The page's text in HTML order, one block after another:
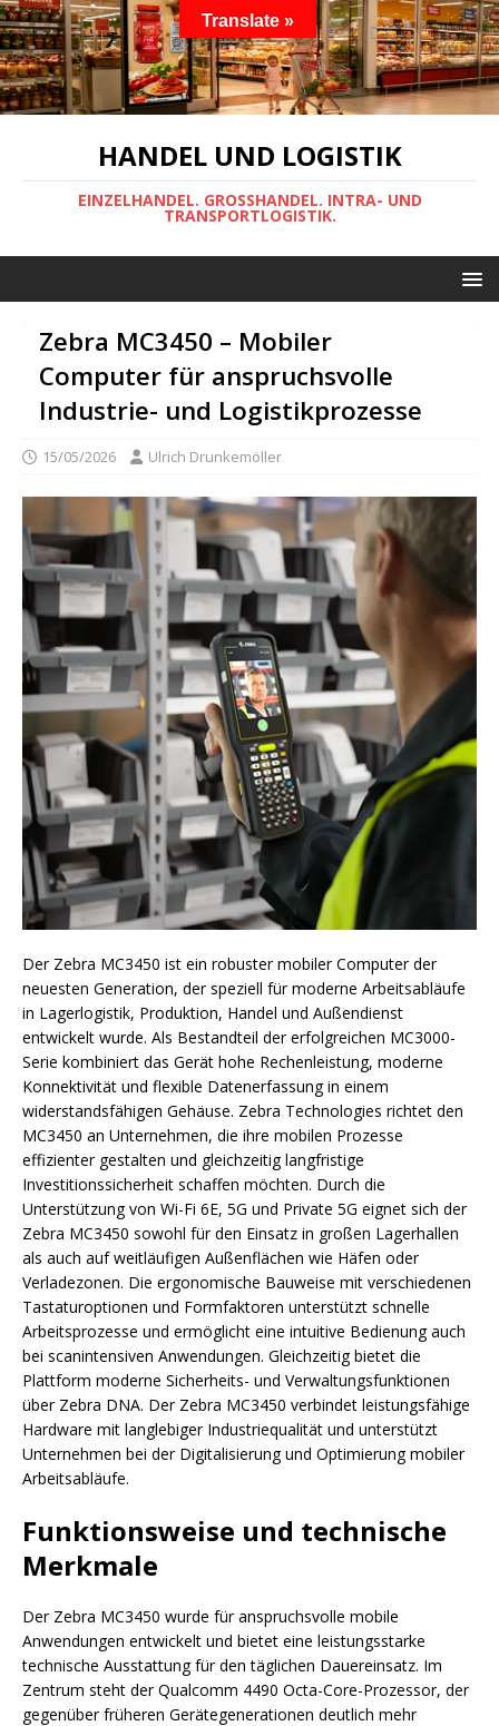
HANDEL UND LOGISTIK
EINZELHANDEL. GROSSHANDEL. INTRA- UND
TRANSPORTLOGISTIK.
Zebra MC3450 – Mobiler
Computer für anspruchsvolle
Industrie- und Logistikprozesse
15/05/2026 Ulrich Drunkemöller
Der Zebra MC3450 ist ein robuster mobiler Computer der
neuesten Generation, der speziell für moderne Arbeitsabläufe
in Lagerlogistik, Produktion, Handel und Außendienst
entwickelt wurde. Als Bestandteil der erfolgreichen MC3000-
Serie kombiniert das Gerät hohe Rechenleistung, moderne
Konnektivität und flexible Datenerfassung in einem
widerstandsfähigen Gehäuse. Zebra Technologies richtet den
MC3450 an Unternehmen, die ihre mobilen Prozesse
effizienter gestalten und gleichzeitig langfristige
Investitionssicherheit schaffen möchten. Durch die
Unterstützung von Wi-Fi 6E, 5G und Private 5G eignet sich der
Zebra MC3450 sowohl für den Einsatz in großen Lagerhallen
als auch auf weitläufigen Außenflächen wie Häfen oder
Verladezonen. Die ergonomische Bauweise mit verschiedenen
Tastaturoptionen und Formfaktoren unterstützt schnelle
Arbeitsprozesse und ermöglicht eine intuitive Bedienung auch
bei scanintensiven Anwendungen. Gleichzeitig bietet die
Plattform moderne Sicherheits- und Verwaltungsfunktionen
über Zebra DNA. Der Zebra MC3450 verbindet leistungsfähige
Hardware mit langlebiger Industriequalität und unterstützt
Unternehmen bei der Digitalisierung und Optimierung mobiler
Arbeitsabläufe.
Funktionsweise und technische
Merkmale
Der Zebra MC3450 wurde für anspruchsvolle mobile
Anwendungen entwickelt und bietet eine leistungsstarke
technische Ausstattung für den täglichen Dauereinsatz. Im
Zentrum steht der Qualcomm 4490 Octa-Core-Prozessor, der
gegenüber früheren Gerätegenerationen deutlich mehr
Translate »